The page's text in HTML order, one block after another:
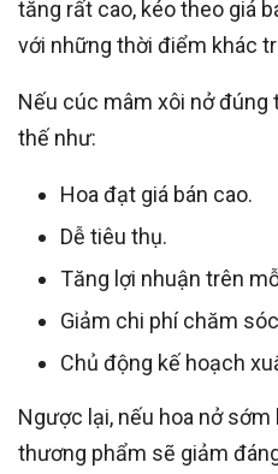
tăng rất cao, kéo theo giá
với những thời điểm khác
Nếu cúc mâm xôi nở đúng
thế như:
Hoa đạt giá bán cao.
Dễ tiêu thụ.
Tăng lợi nhuận trên
Giảm chi phí chăm
Chủ động kế hoạch
Ngược lại, nếu hoa nở
thương phẩm sẽ giảm